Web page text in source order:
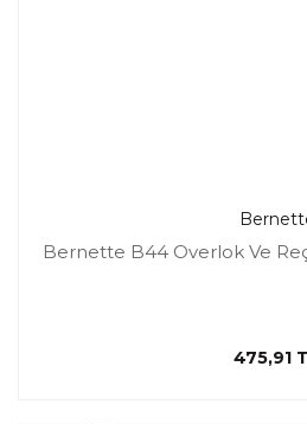
Bernette B44 Overlok Ve
475,91